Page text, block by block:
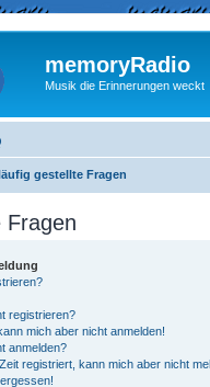
memoryRadio
Musik die Erinnerungen weckt
gestellte Fragen
Fragen
registrieren?
mich aber nicht anmelden!
anmelden?
registriert, kann mich aber nicht